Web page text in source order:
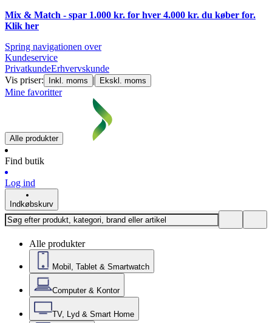
Mix & Match - spar 1.000 kr. for hver 4.000 kr. du køber for.
Klik her
Spring navigationen over
Kundeservice
PrivatkundeErhvervskunde
Vis priser:
Inkl. moms | Ekskl. moms
Mine favoritter
Alle produkter
Find butik
Log ind
Indkøbskurv
Alle produkter
Mobil, Tablet & Smartwatch
Computer & Kontor
TV, Lyd & Smart Home